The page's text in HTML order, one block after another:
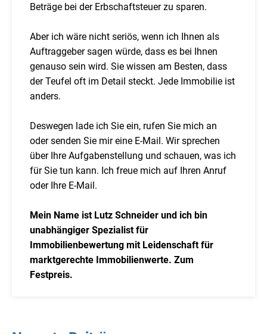
Beträge bei der Erbschaftsteuer zu sparen.
Aber ich wäre nicht seriös, wenn ich Ihnen als
Auftraggeber sagen würde, dass es bei Ihnen
genauso sein wird. Sie wissen am Besten, dass
der Teufel oft im Detail steckt. Jede Immobilie ist
anders.
Deswegen lade ich Sie ein, rufen Sie mich an
oder senden Sie mir eine E-Mail. Wir sprechen
über Ihre Aufgabenstellung und schauen, was ich
für Sie tun kann. Ich freue mich auf Ihren Anruf
oder Ihre E-Mail.
Mein Name ist Lutz Schneider und ich bin
unabhängiger Spezialist für
Immobilienbewertung mit Leidenschaft für
marktgerechte Immobilienwerte. Zum
Festpreis.